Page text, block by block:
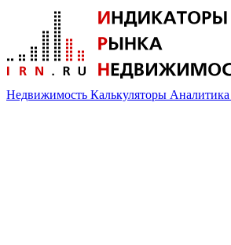
Недвижимость Калькуляторы Аналитика